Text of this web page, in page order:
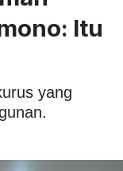
Itu
yang